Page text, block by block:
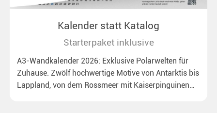
Kalender statt Katalog
Starterpaket inklusive
A3-Wandkalender 2026: Exklusive Polarwelten für
Zuhause. Zwölf hochwertige Motive von Antarktis bis
Lappland, von dem Rossmeer mit Kaiserpinguinen